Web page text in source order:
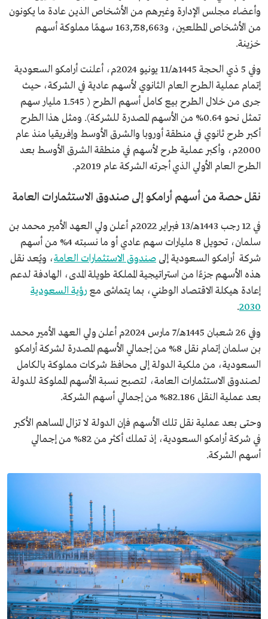
وأعضاء مجلس الإدارة وغيرهم من الأشخاص الذين عادة ما يكونون
من الأشخاص المطلعين، و163,758,663 سهمًا مملوكة أسهم
خزينة.
وفي 5 ذي الحجة 1445هـ/11 يونيو 2024م، أعلنت أرامكو السعودية
إتمام عملية الطرح العام الثانوي لأسهم عادية في الشركة، حيث
جرى من خلال الطرح بيع كامل أسهم الطرح ( 1.545 مليار سهم
تمثل نحو 0.64% من الأسهم المصدرة للشركة). ومثل هذا الطرح
أكبر طرح ثانوي في منطقة أوروبا والشرق الأوسط وإفريقيا منذ عام
2000م، وأكبر عملية طرح لأسهم في منطقة الشرق الأوسط بعد
الطرح العام الأولي الذي أجرته الشركة عام 2019م.
نقل حصة من أسهم أرامكو إلى صندوق الاستثمارات العامة
في 12 رجب 1443هـ/13 فبراير 2022م أعلن ولي العهد الأمير محمد بن
سلمان، تحويل 8 مليارات سهم عادي أو ما نسبته 4% من أسهم
شركة أرامكو السعودية إلى صندوق الاستثمارات العامة، ويُعد نقل
هذه الأسهم جزءًا من استراتيجية المملكة طويلة المدى، الهادفة لدعم
إعادة هيكلة الاقتصاد الوطني، بما يتماشى مع رؤية السعودية
2030
.
وفي 26 شعبان 1445هـ/7 مارس 2024م أعلن ولي العهد الأمير محمد
بن سلمان إتمام نقل 8% من إجمالي الأسهم المصدرة لشركة أرامكو
السعودية، من ملكية الدولة إلى محافظ شركات مملوكة بالكامل
لصندوق الاستثمارات العامة، لتصبح نسبة الأسهم المملوكة للدولة
بعد عملية النقل 82.186% من إجمالي أسهم الشركة.
وحتى بعد عملية نقل تلك الأسهم فإن الدولة لا تزال المساهم الأكبر
في شركة أرامكو السعودية، إذ تملك أكثر من 82% من إجمالي
أسهم الشركة.